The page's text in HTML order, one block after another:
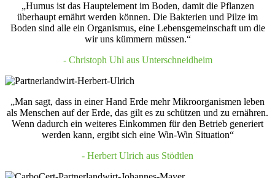
„Humus ist das Hauptelement im Boden, damit die Pflanzen
überhaupt ernährt werden können. Die Bakterien und Pilze im
Boden sind alle ein Organismus, eine Lebensgemeinschaft um die
wir uns kümmern müssen.“
- Christoph Uhl aus Unterschneidheim
„Man sagt, dass in einer Hand Erde mehr Mikroorganismen leben
als Menschen auf der Erde, das gilt es zu schützen und zu ernähren.
Wenn dadurch ein weiteres Einkommen für den Betrieb generiert
werden kann, ergibt sich eine Win-Win Situation“
- Herbert Ulrich aus Stödtlen